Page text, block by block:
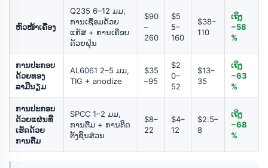
ຫົວໜ້າເຄື່ອງ
Q235 6–12 ມມ,
ການເຊື່ອມດ້ວຍ
ແກັສ + ການເຄືອບ
ດ້ວຍຝຸ່ນ
$90
–
260
$5
5–
160
$38–
110
ເຖິງ
−58
%
ການປະກອບ
ດ້ວຍທອງ
ລາມີນຽມ
AL6061 2–5 ມມ,
TIG + anodize
$35
–95
$2
0–
52
$13–
35
ເຖິງ
−63
%
ການປະກອບ
ດ້ວຍແຜ່ນທີ່
ເຮັດດ້ວຍ
ການຕືມ
SPCC 1–2 ມມ,
ການຕືມ + ການຕິດ
ຕັ້ງຊິ້ນສ່ວນ
$8–
22
$4–
12
$2.5–
8
ເຖິງ
−68
%